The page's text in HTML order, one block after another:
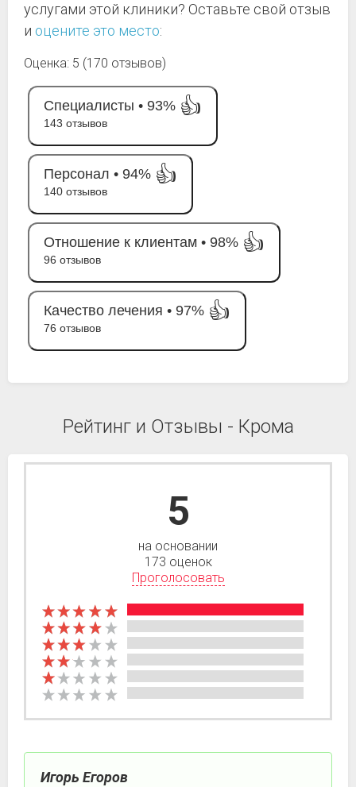
услугами этой клиники? Оставьте свой отзыв
и оцените это место:
Оценка: 5 (170 отзывов)
Специалисты • 93% 👍
143 отзывов
Персонал • 94% 👍
140 отзывов
Отношение к клиентам • 98% 👍
96 отзывов
Качество лечения • 97% 👍
76 отзывов
Рейтинг и Отзывы - Крома
5
на основании
173 оценок
Проголосовать
Игорь Егоров